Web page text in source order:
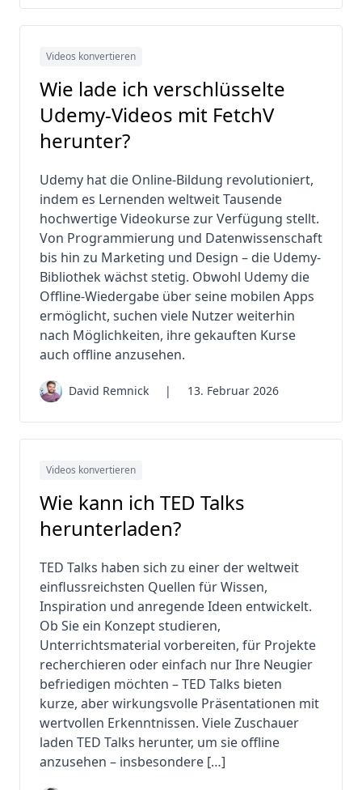
Videos konvertieren
Wie lade ich verschlüsselte
Udemy-Videos mit FetchV
herunter?
Udemy hat die Online-Bildung revolutioniert,
indem es Lernenden weltweit Tausende
hochwertige Videokurse zur Verfügung stellt.
Von Programmierung und Datenwissenschaft
bis hin zu Marketing und Design – die Udemy-
Bibliothek wächst stetig. Obwohl Udemy die
Offline-Wiedergabe über seine mobilen Apps
ermöglicht, suchen viele Nutzer weiterhin
nach Möglichkeiten, ihre gekauften Kurse
auch offline anzusehen.
David Remnick | 13. Februar 2026
Videos konvertieren
Wie kann ich TED Talks
herunterladen?
TED Talks haben sich zu einer der weltweit
einflussreichsten Quellen für Wissen,
Inspiration und anregende Ideen entwickelt.
Ob Sie ein Konzept studieren,
Unterrichtsmaterial vorbereiten, für Projekte
recherchieren oder einfach nur Ihre Neugier
befriedigen möchten – TED Talks bieten
kurze, aber wirkungsvolle Präsentationen mit
wertvollen Erkenntnissen. Viele Zuschauer
laden TED Talks herunter, um sie offline
anzusehen – insbesondere […]